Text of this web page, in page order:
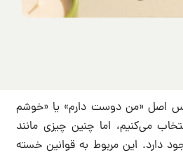
اصل «من دوست دارم» یا «خوشم
می‌کنیم، اما چنین چیزی مانند
دارد. این مربوط به قوانین خسته